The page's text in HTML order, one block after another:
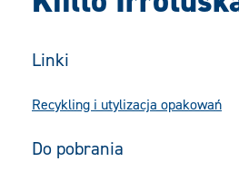
Linki
Recykling i utylizacja opakowań
Do pobrania